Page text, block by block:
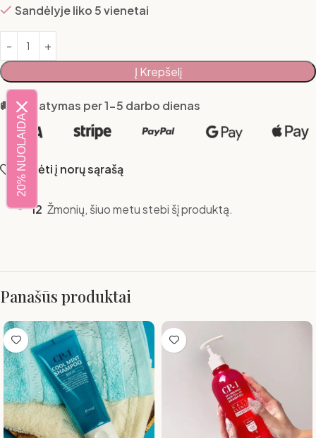
Sandėlyje liko 5 vienetai
Į Krepšelį
🚚 Pristatymas per 1-5 darbo dienas
Pridėti į norų sąrašą
12 Žmonių, šiuo metu stebi šį produktą.
Panašūs produktai
20% NUOLAIDA